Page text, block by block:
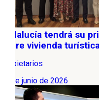
Andalucía tendrá su
sobre vivienda
Propietarios
03 de junio de 2026